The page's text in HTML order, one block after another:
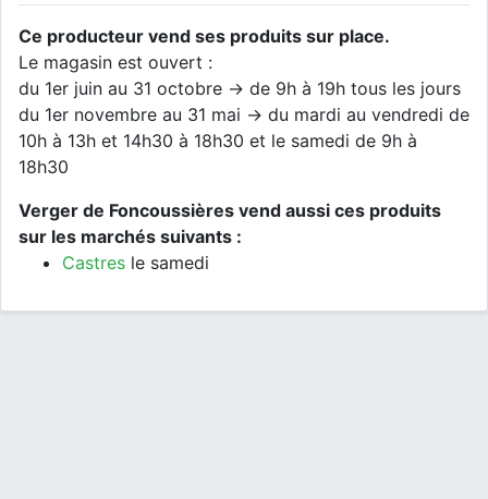
Ce producteur vend ses produits sur place.
Le magasin est ouvert :
du 1er juin au 31 octobre -> de 9h à 19h tous les jours
du 1er novembre au 31 mai -> du mardi au vendredi de
10h à 13h et 14h30 à 18h30 et le samedi de 9h à
18h30
Verger de Foncoussières vend aussi ces produits
sur les marchés suivants :
Castres le samedi